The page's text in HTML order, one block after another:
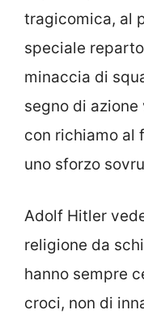
tragicomica, al
speciale
minaccia di
segno di
con richiamo al
uno sforzo
Adolf Hitler
religione da
hanno sempre
croci, non di